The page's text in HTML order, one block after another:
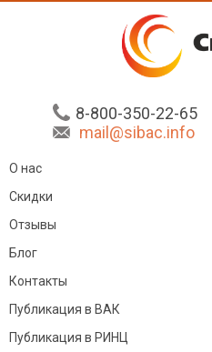
8-800-350-22-65
mail@sibac.info
О нас
Скидки
Отзывы
Блог
Контакты
Публикация в ВАК
Публикация в РИНЦ